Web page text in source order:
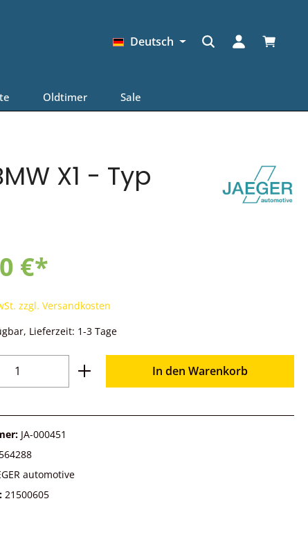
Deutsch
Oldtimer Sale
X1 - Typ
€*
zzgl. Versandkosten
Lieferzeit: 1-3 Tage
Anzahl: Gib den gewünschten Wert
In den Warenkorb
JA-000451
automotive
21500605